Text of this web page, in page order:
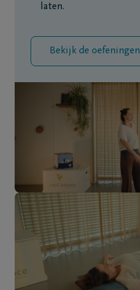
laten.
Bekijk de oefeningen